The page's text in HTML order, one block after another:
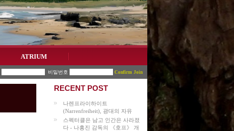
ATRIUM
비밀번호 Join
RECENT POST
나렌프라이하이트
(Narrenfreiheit), 광대의 자유
스펙터클은 남고 인간은 사라졌
다 - 나홍진 감독의 《호프》 개